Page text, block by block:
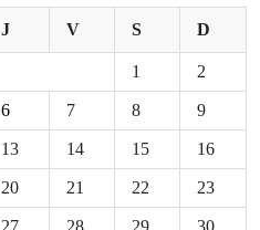
J V S D
1 2
6 7 8 9
13 14 15 16
20 21 22 23
27 28 29 30